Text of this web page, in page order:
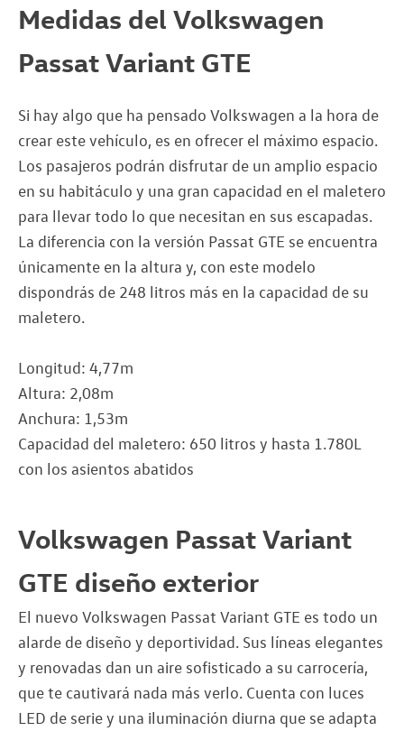
Medidas del Volkswagen
Passat Variant GTE
Si hay algo que ha pensado Volkswagen a la hora de
crear este vehículo, es en ofrecer el máximo espacio.
Los pasajeros podrán disfrutar de un amplio espacio
en su habitáculo y una gran capacidad en el maletero
para llevar todo lo que necesitan en sus escapadas.
La diferencia con la versión Passat GTE se encuentra
únicamente en la altura y, con este modelo
dispondrás de 248 litros más en la capacidad de su
maletero.
Longitud: 4,77m
Altura: 2,08m
Anchura: 1,53m
Capacidad del maletero: 650 litros y hasta 1.780L
con los asientos abatidos
Volkswagen Passat Variant
GTE diseño exterior
El nuevo Volkswagen Passat Variant GTE es todo un
alarde de diseño y deportividad. Sus líneas elegantes
y renovadas dan un aire sofisticado a su carrocería,
que te cautivará nada más verlo. Cuenta con luces
LED de serie y una iluminación diurna que se adapta